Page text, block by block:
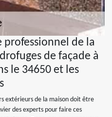
professionnel de la
de façade à
le 34650 et les
extérieurs de la maison doit être
des experts pour faire ces